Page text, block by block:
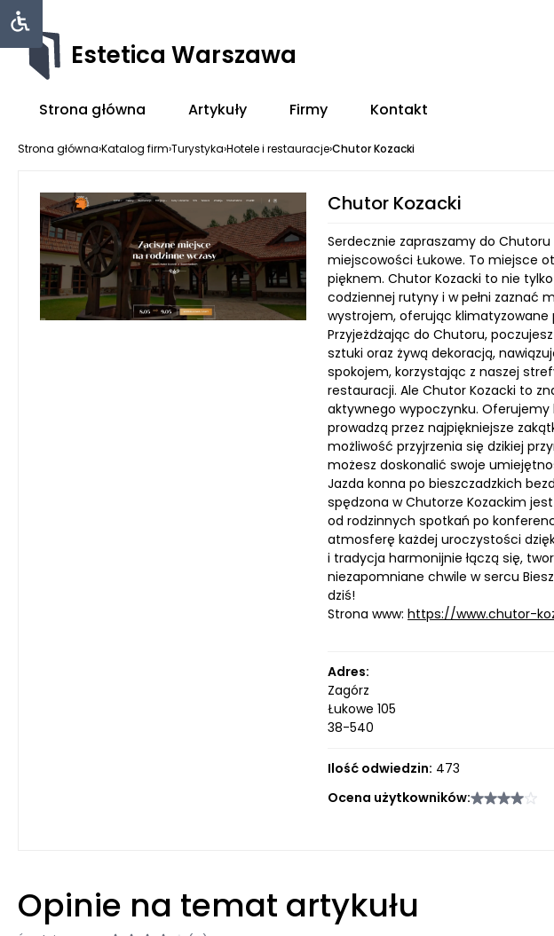
Estetica Warszawa
Strona główna Artykuły Firmy Kontakt
Strona główna›Katalog firm›Turystyka›Hotele i restauracje›Chutor Kozacki
Chutor Kozacki
Serdecznie zapraszamy do
miejscowości Łukowe. To miejsce
pięknem. Chutor Kozacki to nie
codziennej rutyny i w pełni zaznać
wystrojem, oferując klimatyzowane
Przyjeżdżając do Chutoru,
sztuki oraz żywą dekoracją,
spokojem, korzystając z naszej
restauracji. Ale Chutor Kozacki to
aktywnego wypoczynku.
prowadzą przez najpiękniejsze
możliwość przyjrzenia się dzikiej
możesz doskonalić swoje
Jazda konna po bieszczadzkich
spędzona w Chutorze Kozackim
od rodzinnych spotkań po
atmosferę każdej uroczystości
i tradycja harmonijnie łączą się,
niezapomniane chwile w sercu
dziś!
Strona www: https://www.chutor-
Adres:
Zagórz
Łukowe 105
38-540
Ilość odwiedzin: 473
Ocena użytkowników:
Opinie na temat artykułu